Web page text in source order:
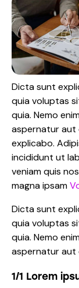
Dicta sunt
quia voluptas
quia. Nemo
aspernatur aut
explicabo.
incididunt ut
veniam quis
magna ipsam
Dicta sunt
quia voluptas
quia. Nemo
aspernatur aut
1/1 Lorem